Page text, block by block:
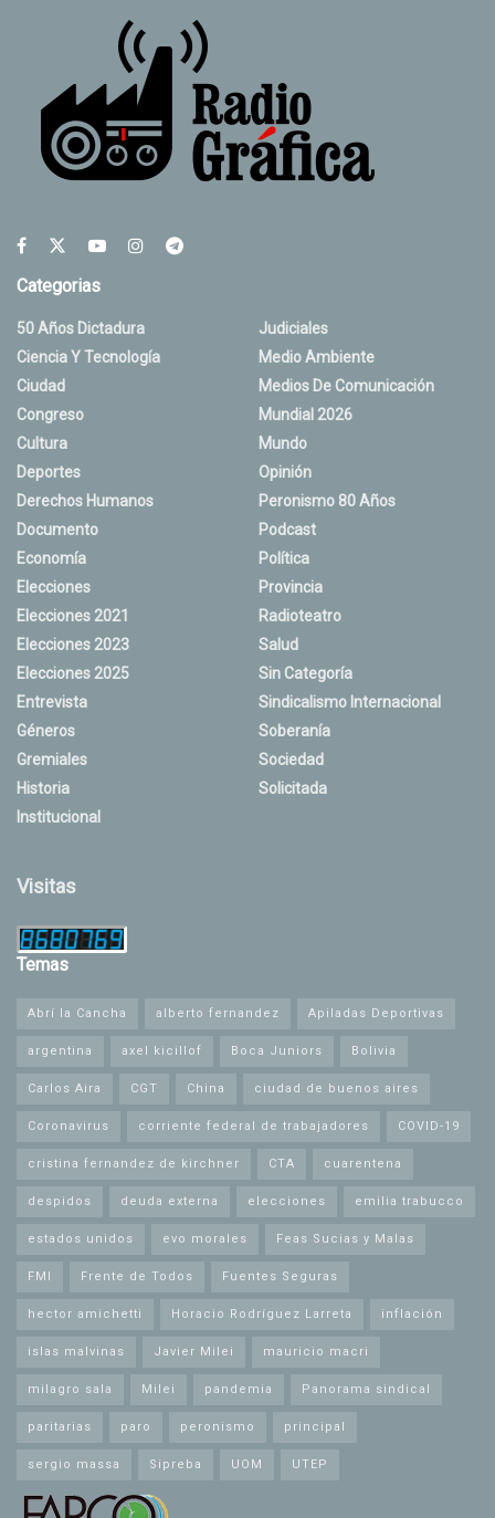
Categorias
50 Años Dictadura
Ciencia Y Tecnología
Ciudad
Congreso
Cultura
Deportes
Derechos Humanos
Documento
Economía
Elecciones
Elecciones 2021
Elecciones 2023
Elecciones 2025
Entrevista
Géneros
Gremiales
Historia
Institucional
Judiciales
Medio Ambiente
Medios De Comunicación
Mundial 2026
Mundo
Opinión
Peronismo 80 Años
Podcast
Política
Provincia
Radioteatro
Salud
Sin Categoría
Sindicalismo Internacional
Soberanía
Sociedad
Solicitada
Visitas
Temas
Abrí la Cancha alberto fernandez Apiladas Deportivas
argentina axel kicillof Boca Juniors Bolivia
Carlos Aira CGT China ciudad de buenos aires
Coronavirus corriente federal de trabajadores COVID-19
cristina fernandez de kirchner CTA cuarentena
despidos deuda externa elecciones emilia trabucco
estados unidos evo morales Feas Sucias y Malas
FMI Frente de Todos Fuentes Seguras
hector amichetti Horacio Rodríguez Larreta inflación
islas malvinas Javier Milei mauricio macri
milagro sala Milei pandemia Panorama sindical
paritarias paro peronismo principal
sergio massa Sipreba UOM UTEP